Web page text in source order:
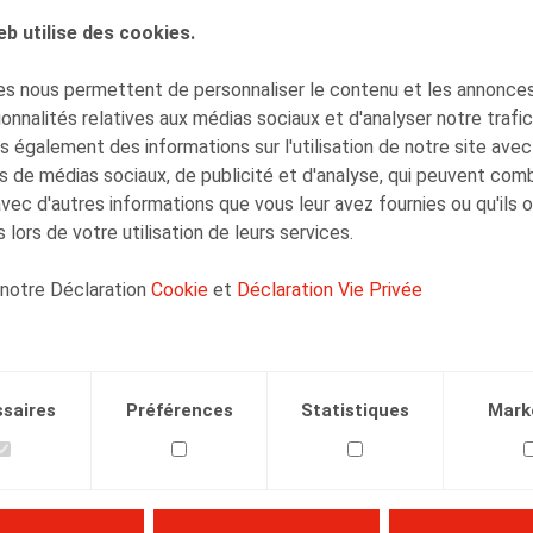
utilise des cookies.
nous permettent de personnaliser le contenu et les
relatives aux médias sociaux et d'analyser notre
également des informations sur l'utilisation de notre site
de médias sociaux, de publicité et d'analyse, qui peuvent
d'autres informations que vous leur avez fournies ou qu'ils
de votre utilisation de leurs services.
Déclaration Cookie et Déclaration Vie Privée
Préférences Statistiques
Hannelore Mouwen
Collaborateur